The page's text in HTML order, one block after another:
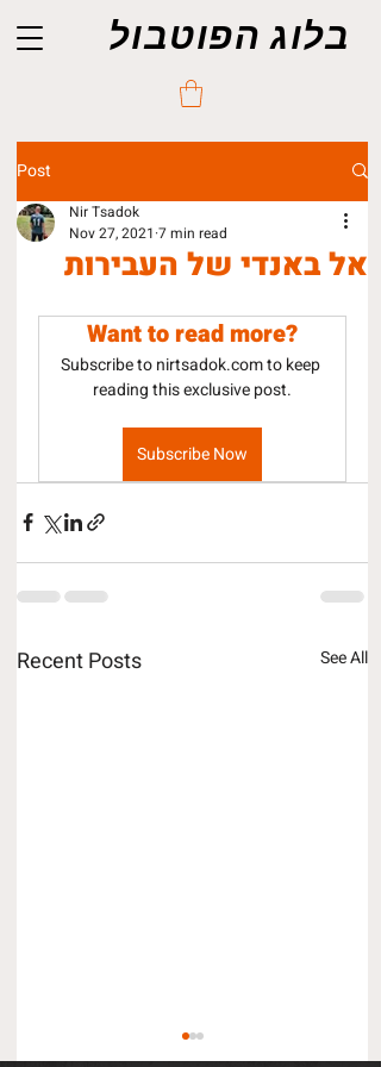
בלוג הפוטבול
Post
אל באנדי של העבירות
Nir Tsadok
Nov 27, 2021 7 min read
Want to read more?
Subscribe to nirtsadok.com to keep
reading this exclusive post.
Subscribe Now
Recent Posts See All